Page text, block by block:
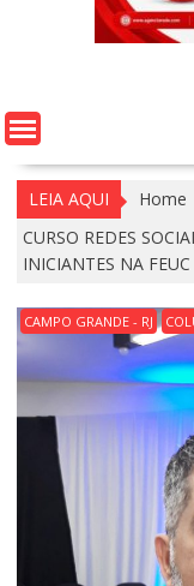
LEIA AQUI Home
CURSO REDES
INICIANTES NA
CAMPO GRANDE - RJ